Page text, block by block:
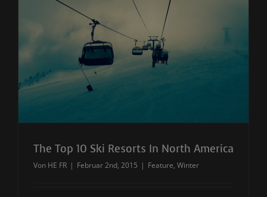
The Top 10 Ski Resorts In North America
Von HE FR | Februar 2nd, 2015 | Feature, Winter